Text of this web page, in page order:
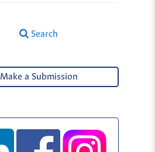
Search
Make a Submission